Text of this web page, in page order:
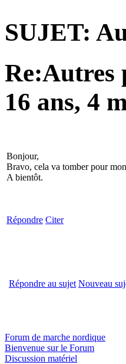
SUJET:
Re:Autres
16 ans, 4
Bonjour,
Bravo, cela va tomber pour
A bientôt.
Répondre Citer
Répondre au sujet Nouveau
Forum de marche nordique
Bienvenue sur le Forum
Discussion matériel